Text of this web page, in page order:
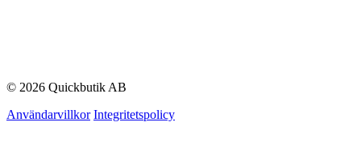
© 2026 Quickbutik AB
Användarvillkor Integritetspolicy